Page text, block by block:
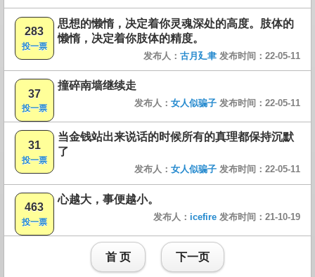
283
投一票
思想的懒惰，决定着你灵魂深处的高度。肢体的
懒惰，决定着你肢体的精度。
发布人： 古月廴聿 发布时间：22-05-11
37
投一票
撞碎南墙继续走
发布人： 女人似骗子 发布时间：22-05-11
31
投一票
当金钱站出来说话的时候所有的真理都保持沉默
了
发布人： 女人似骗子 发布时间：22-05-11
463
投一票
心越大，事便越小。
发布人： icefire 发布时间：21-10-19
首 页 下一页